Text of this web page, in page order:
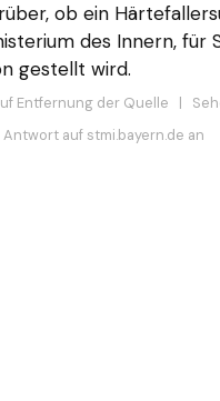
ob ein
des Innern, für
gestellt wird.
Entfernung der Quelle |
auf stmi.bayern.de an